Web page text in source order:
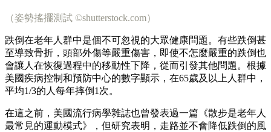
（姿勢搖擺測試 ©shutterstock.com）
跌倒在老年人群中是個不可忽視的大眾健康問題。有些跌倒甚
至導致骨折，頭部外傷等嚴重傷害，即使不怎麼嚴重的跌倒也
會讓人在恢復過程中的移動性下降，從而引發其他問題。根據
美國疾病控制和預防中心的數字顯示，在65歲及以上人群中，
平均1/3的人每年摔倒1次。
在這之前，美國流行病學雜誌也曾發表過一篇《散步是老年人
最常見的運動模式》，但研究表明，走路並不會降低跌倒的風